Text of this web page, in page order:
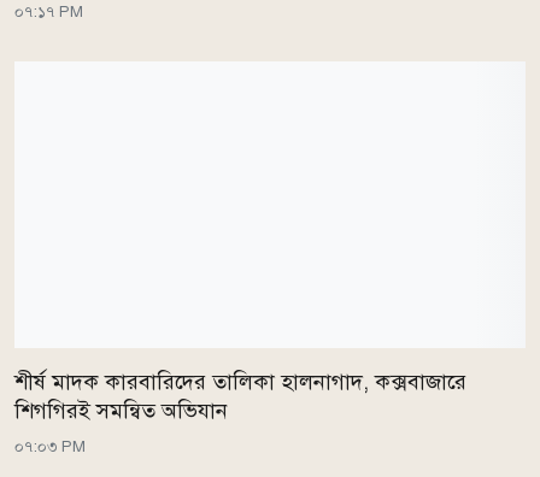
০৭:১৭ PM
শীর্ষ মাদক কারবারিদের তালিকা হালনাগাদ, কক্সবাজারে
শিগগিরই সমন্বিত অভিযান
০৭:০৩ PM